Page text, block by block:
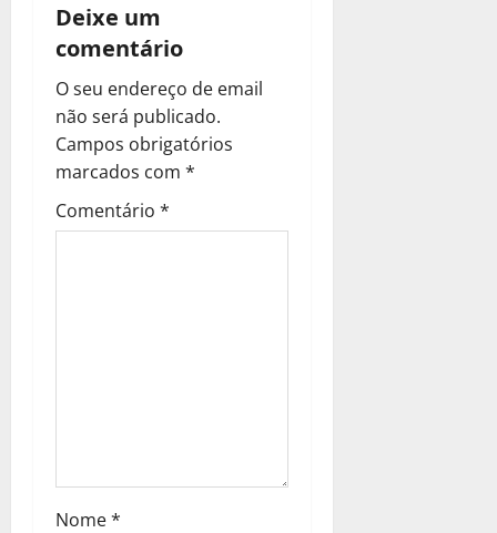
o
d
e
a
r
Deixe um
comentário
O seu endereço de email
não será publicado.
Campos obrigatórios
marcados com *
Comentário *
Nome*